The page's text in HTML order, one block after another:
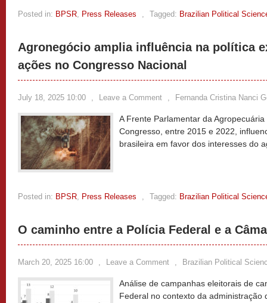
Posted in: BPSR, Press Releases , Tagged: Brazilian Political
Agronegócio amplia influência na política
ações no Congresso Nacional
July 18, 2025 10:00 , Leave a Comment , Fernanda Cristina Nanci
A Frente Parlamentar da
Congresso, entre 2015 e 2022,
brasileira em favor dos interesses do
Posted in: BPSR, Press Releases , Tagged: Brazilian Political
O caminho entre a Polícia Federal e a
March 20, 2025 16:00 , Leave a Comment , Brazilian Political
Análise de campanhas eleitorais de
Federal no contexto da administração